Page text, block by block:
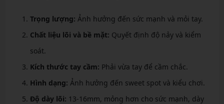
Trọng lượng: Ảnh hưởng đến sức mạnh và mỏi tay.
Chất liệu lõi và bề mặt: Quyết định độ nảy và kiểm
soát.
Kích thước tay cầm: Phải vừa tay để cầm chắc.
Hình dạng: Ảnh hưởng đến sweet spot và kiểu chơi.
Độ dày lõi: 13-16mm, mỏng hơn cho sức mạnh, dày